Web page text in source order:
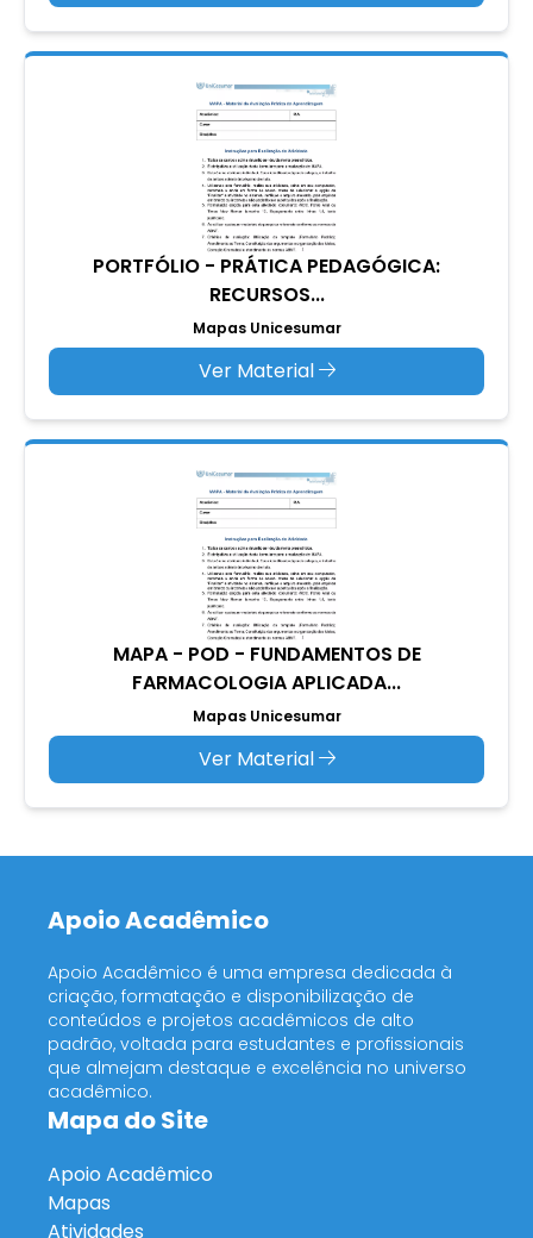
PORTFÓLIO - PRÁTICA PEDAGÓGICA:
RECURSOS...
Mapas Unicesumar
Ver Material
MAPA - POD - FUNDAMENTOS DE
FARMACOLOGIA APLICADA...
Mapas Unicesumar
Ver Material
Apoio Acadêmico
Apoio Acadêmico é uma empresa dedicada à
criação, formatação e disponibilização de
conteúdos e projetos acadêmicos de alto
padrão, voltada para estudantes e profissionais
que almejam destaque e excelência no universo
acadêmico.
Mapa do Site
Apoio Acadêmico
Mapas
Atividades